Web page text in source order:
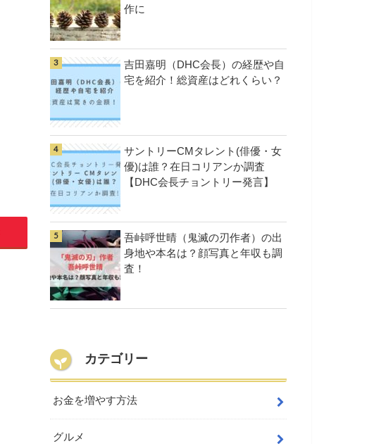
作に
吉田嘉明（DHC会長）の経歴や自
宅を紹介！総資産はどれくらい？
サントリーCMタレント(俳優・女
優)は誰？在日コリアンか調査
【DHC会長チョントリー発言】
吾峠呼世晴（鬼滅の刃作者）の出
身地や本名は？顔写真と年収も調
査！
カテゴリー
お金を増やす方法
グルメ